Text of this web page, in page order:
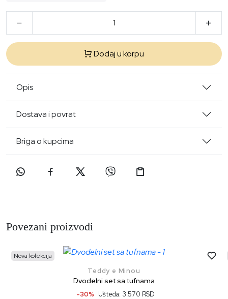
Dodaj u korpu
Opis
Dostava i povrat
Briga o kupcima
Povezani proizvodi
Nova kolekcija
Teddy e Minou
Dvodelni set sa tufnama
-30% Ušteda: 3.570 RSD